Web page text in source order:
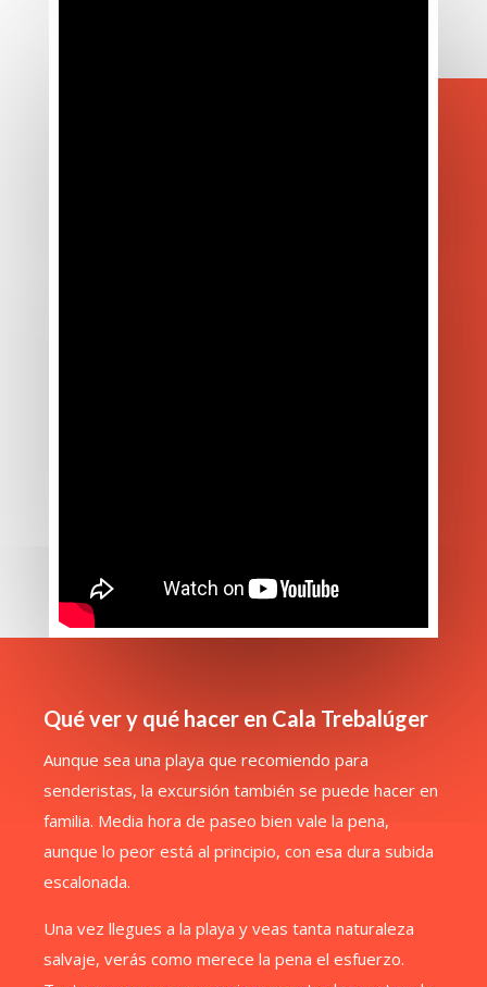
Qué ver y qué hacer en Cala Trebalúger
Aunque sea una playa que recomiendo para
senderistas, la excursión también se puede hacer en
familia. Media hora de paseo bien vale la pena,
aunque lo peor está al principio, con esa dura subida
escalonada.
Una vez llegues a la playa y veas tanta naturaleza
salvaje, verás como merece la pena el esfuerzo.